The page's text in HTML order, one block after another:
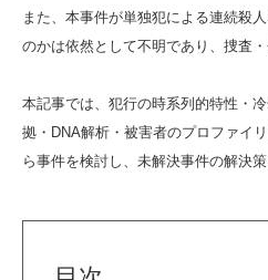
また、本事件が単独犯による連続殺
のかは依然として不明であり、捜査
本記事では、犯行の時系列的特性・
拠・DNA解析・被害者のプロファイ
ら事件を検討し、未解決事件の解決策